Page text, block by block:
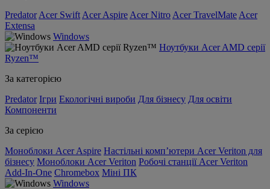
Predator Acer Swift Acer Aspire Acer Nitro Acer TravelMate Acer
Extensa
Windows
Ноутбуки Acer AMD серії
Ryzen™
За категорією
Predator Ігри Екологічні вироби Для бізнесу Для освіти
Компоненти
За серією
Моноблоки Acer Aspire Настільні комп’ютери Acer Veriton для
бізнесу Моноблоки Acer Veriton Робочі станції Acer Veriton
Add-In-One Chromebox Міні ПК
Windows